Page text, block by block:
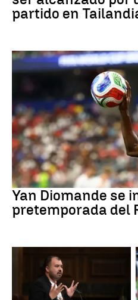
partido en
Fútbol
Yan Diomande se
pretemporada del